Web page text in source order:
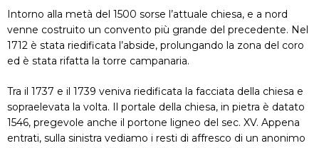
Intorno alla metà del 1500 sorse l’attuale chiesa, e a nord
venne costruito un convento più grande del precedente. Nel
1712 è stata riedificata l’abside, prolungando la zona del coro
ed è stata rifatta la torre campanaria.
Tra il 1737 e il 1739 veniva riedificata la facciata della chiesa e
sopraelevata la volta. Il portale della chiesa, in pietra è datato
1546, pregevole anche il portone ligneo del sec. XV. Appena
entrati, sulla sinistra vediamo i resti di affresco di un anonimo